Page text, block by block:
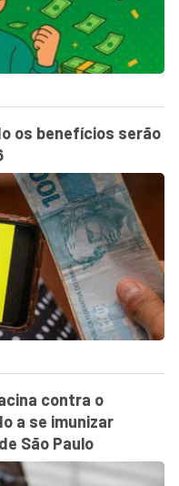
os benefícios serão
contra o
a se imunizar
São Paulo